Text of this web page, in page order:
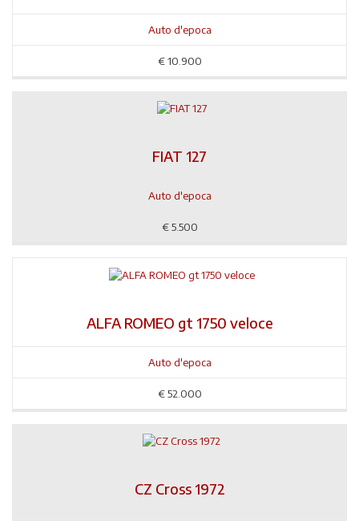
Auto d'epoca
€ 10.900
FIAT 127
Auto d'epoca
€ 5.500
ALFA ROMEO gt 1750 veloce
Auto d'epoca
€ 52.000
CZ Cross 1972